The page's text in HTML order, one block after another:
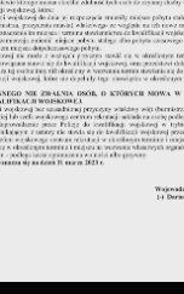
nasze
komunikatów mediów